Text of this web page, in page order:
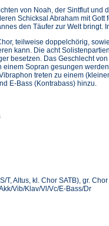
von Noah, der Sintflut und
Schicksal Abraham mit
den Täufer zur Welt bringt.
teilweise doppelchörig,
kann. Die acht
besetzen. Das Geschlecht
einem Sopran gesungen
treten zu einem
E-Bass (Kontrabass) hinzu.
T, Altus, kl. Chor SATB), gr. Chor
Vib/Klav/Vl/Vc/E-Bass/Dr